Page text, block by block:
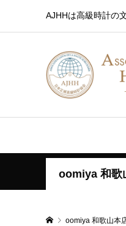
AJHHは高級時計の
oomiya 和歌
oomiya 和歌山本